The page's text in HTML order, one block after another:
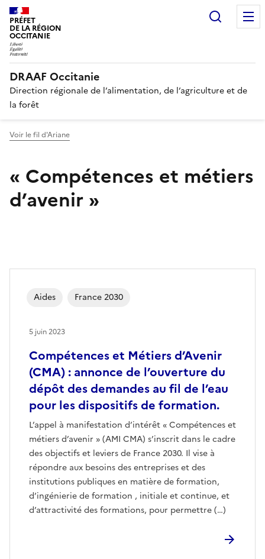
PRÉFET
DE LA RÉGION
OCCITANIE
DRAAF Occitanie
Direction régionale de l’alimentation, de l’agriculture et de
la forêt
Voir le fil d'Ariane
« Compétences et métiers
d’avenir »
Compétences et Métiers d’Avenir
(CMA) : annonce de l’ouverture du
dépôt des demandes au fil de l’eau
pour les dispositifs de formation.
L’appel à manifestation d’intérêt « Compétences et
métiers d’avenir » (AMI CMA) s’inscrit dans le cadre
des objectifs et leviers de France 2030. Il vise à
répondre aux besoins des entreprises et des
institutions publiques en matière de formation,
d’ingénierie de formation , initiale et continue, et
d’attractivité des formations, pour permettre (…)
Aides France 2030
5 juin 2023